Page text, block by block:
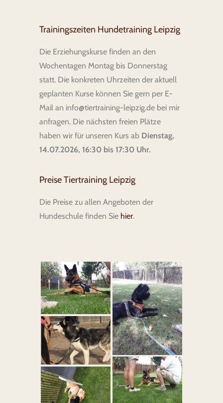
Trainingszeiten Hundetraining Leipzig
Die Erziehungskurse finden an den
Wochentagen Montag bis Donnerstag
statt. Die konkreten Uhrzeiten der aktuell
geplanten Kurse können Sie gern per E-
Mail an info@tiertraining-leipzig.de bei mir
anfragen. Die nächsten freien Plätze
haben wir für unseren Kurs ab Dienstag,
14.07.2026, 16:30 bis 17:30 Uhr.
Preise Tiertraining Leipzig
Die Preise zu allen Angeboten der
Hundeschule finden Sie hier.